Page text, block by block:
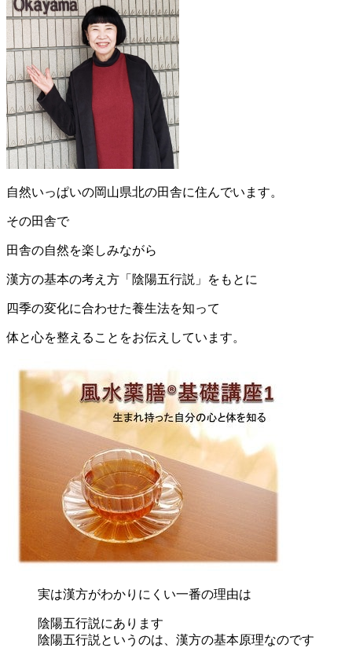
自然いっぱいの岡山県北の田舎に住んでいます。
その田舎で
田舎の自然を楽しみながら
漢方の基本の考え方「陰陽五行説」をもとに
四季の変化に合わせた養生法を知って
体と心を整えることをお伝えしています。
実は漢方がわかりにくい一番の理由は
陰陽五行説にあります
陰陽五行説というのは、漢方の基本原理なのです